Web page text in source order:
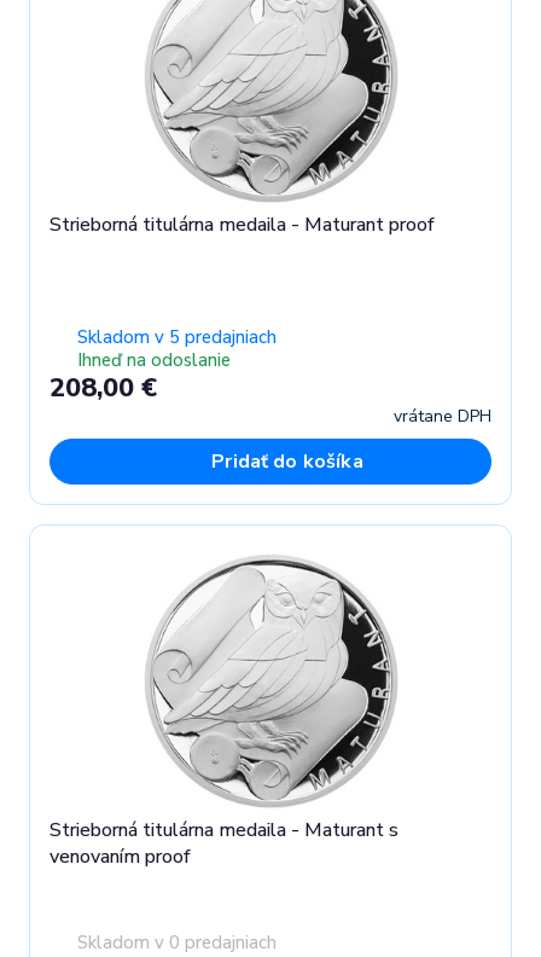
Strieborná titulárna medaila - Maturant proof
Skladom v 5 predajniach
Ihneď na odoslanie
208,00 €
vrátane DPH
Pridať do košíka
Strieborná titulárna medaila - Maturant s
venovaním proof
Skladom v 0 predajniach